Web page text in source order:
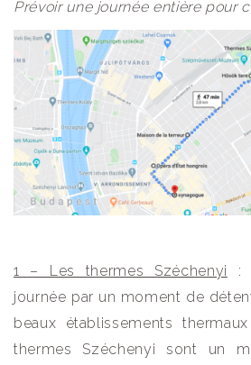
Prévoir une journée entière pour
1 – Les thermes Széchenyi :
journée par un moment de
beaux établissements
thermes Széchenyi sont un